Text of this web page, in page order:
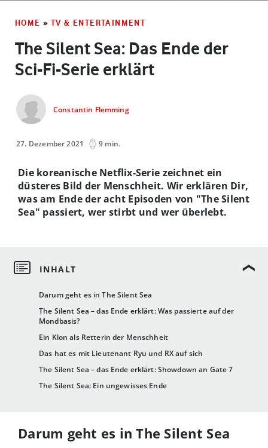
HOME » TV & ENTERTAINMENT
The Silent Sea: Das Ende der
Sci-Fi-Serie erklärt
Constantin Flemming
27. Dezember 2021 9 min.
Darum geht es in The Silent Sea
The Silent Sea – das Ende erklärt: Was passierte auf der
Mondbasis?
Ein Klon als Retterin der Menschheit
Das hat es mit Lieutenant Ryu und RX auf sich
The Silent Sea – das Ende erklärt: Showdown an Gate 7
The Silent Sea: Ein ungewisses Ende
Die koreanische Netflix-Serie zeichnet ein
düsteres Bild der Menschheit. Wir erklären Dir,
was am Ende der acht Episoden von "The Silent
Sea" passiert, wer stirbt und wer überlebt.
Darum geht es in The Silent Sea